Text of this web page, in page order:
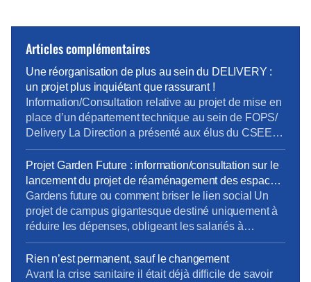
Articles complémentaires
Une réorganisation de plus au sein du DELIVERY :
un projet plus inquiétant que rassurant !
Information/Consultation relative au projet de mise en
place d’un département technique au sein de FOPS/
Delivery La Direction a présenté aux élus du CSEE
son projet de création d’un département technique au
sein de la direction Delivery d’Orange ainsi qu’une
étude d’impact pour anticiper les risques
psychosociaux afin de préparer un plan
d’accompagnement adapté. 7 […]
Projet Garden Future : information/consultation sur le
lancement du projet de réaménagement des espaces
de travail Orange Garden
Gardens future ou comment briser le lien social Un
projet de campus gigantesque destiné uniquement à
réduire les dépenses, obligeant les salariés à
travailler toujours plus loin de chez eux, occasionnant
perte de temps, dépenses de trajets, bilan carbone
dégradé tout comme une qualité de vie et une mise à
Rien n’est permanent, sauf le changement
Avant la crise sanitaire il était déjà difficile de savoir